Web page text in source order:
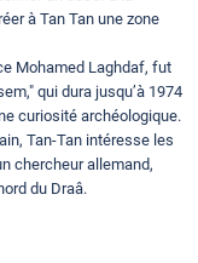
à Tan Tan une zone
Mohamed Laghdaf, fut
qui dura jusqu’à 1974
curiosité archéologique.
Tan-Tan intéresse les
chercheur allemand,
du Draâ.